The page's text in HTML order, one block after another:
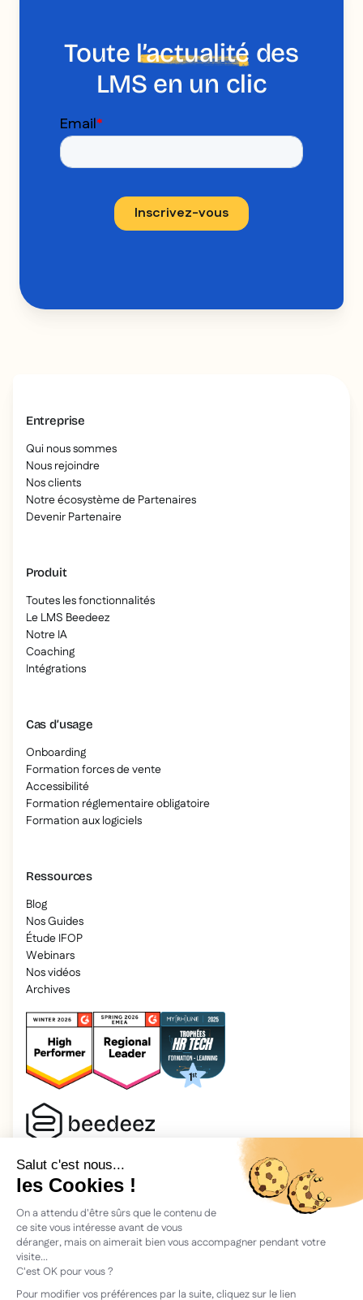
Toute l’actualité des
LMS en un clic
Entreprise
Qui nous sommes
Nous rejoindre
Nos clients
Notre écosystème de Partenaires
Devenir Partenaire
Produit
Toutes les fonctionnalités
Le LMS Beedeez
Notre IA
Coaching
Intégrations
Cas d’usage
Onboarding
Formation forces de vente
Accessibilité
Formation réglementaire obligatoire
Formation aux logiciels
Ressources
Blog
Nos Guides
Étude IFOP
Webinars
Nos vidéos
Archives
2026 Beedeez. Tous droits réservés.
Mentions légales
Beedeez, c’est une start-up fondée en 2015 par quatre férus
d’apprentissage : Morgan, Rémi, Quentin, Julien, avec une
vision simple : faciliter l'apprentissage et la transmission des
connaissances.